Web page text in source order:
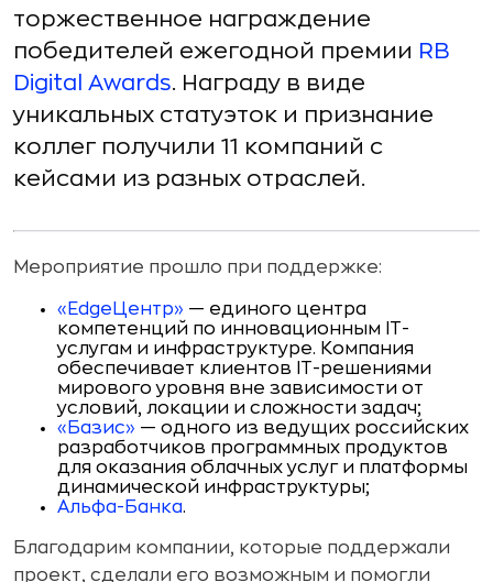
торжественное награждение
победителей ежегодной премии RB
Digital Awards. Награду в виде
уникальных статуэток и признание
коллег получили 11 компаний с
кейсами из разных отраслей.
Мероприятие прошло при поддержке:
«EdgeЦентр» — единого центра
компетенций по инновационным IT-
услугам и инфраструктуре. Компания
обеспечивает клиентов IT-решениями
мирового уровня вне зависимости от
условий, локации и сложности задач;
«Базис» — одного из ведущих российских
разработчиков программных продуктов
для оказания облачных услуг и платформы
динамической инфраструктуры;
Альфа-Банка.
Благодарим компании, которые поддержали
проект, сделали его возможным и помогли